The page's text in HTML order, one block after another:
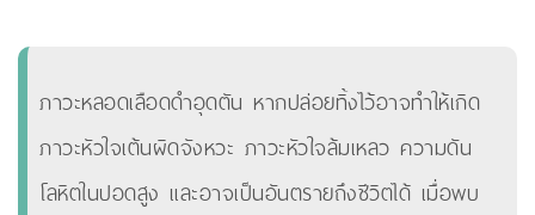
ภาวะหลอดเลือดดำอุดตัน หากปล่อยทิ้งไว้อาจทำให้เกิด
ภาวะหัวใจเต้นผิดจังหวะ ภาวะหัวใจล้มเหลว ความดัน
โลหิตในปอดสูง และอาจเป็นอันตรายถึงชีวิตได้ เมื่อพบ